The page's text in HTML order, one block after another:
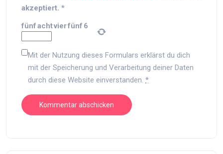
akzeptiert. *
fünfachtvierfünf 6
Mit der Nutzung dieses Formulars erklärst du dich
mit der Speicherung und Verarbeitung deiner Daten
durch diese Website einverstanden. *